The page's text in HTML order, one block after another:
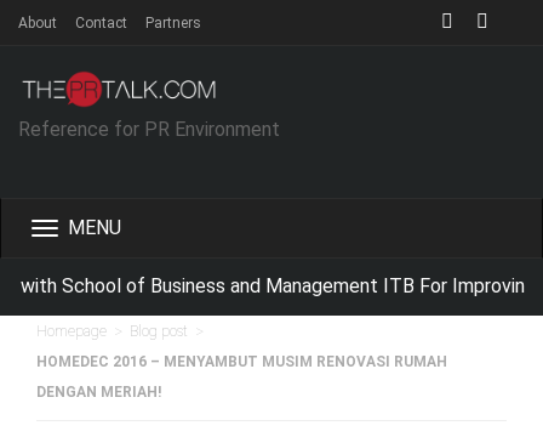
About Contact Partners
Reference for PR Environment
Toggle
School of Business and Management ITB For Improving
Homepage Blog post
HOMEDEC 2016 – MENYAMBUT MUSIM RENOVASI RUMAH
DENGAN MERIAH!